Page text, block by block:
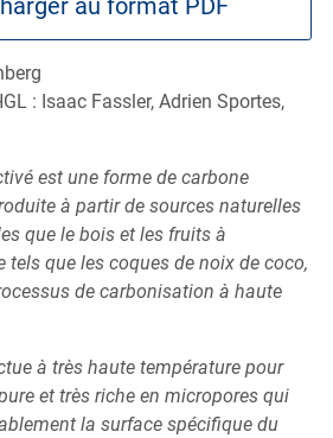
au format PDF
: Isaac Fassler, Adrien Sportes,
est une forme de carbone
à partir de sources naturelles
que le bois et les fruits à
tels que les coques de noix de coco,
de carbonisation à haute
à très haute température pour
et très riche en micropores qui
la surface spécifique du